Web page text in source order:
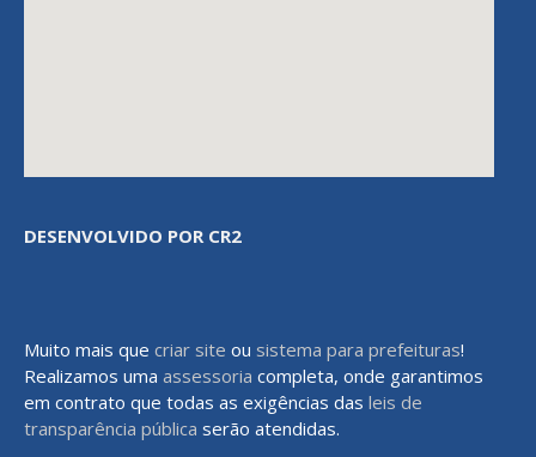
DESENVOLVIDO POR CR2
Muito mais que criar site ou sistema para prefeituras!
Realizamos uma assessoria completa, onde garantimos
em contrato que todas as exigências das leis de
transparência pública serão atendidas.